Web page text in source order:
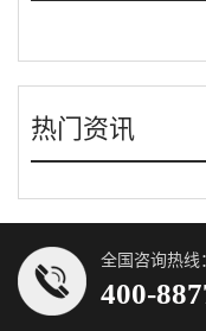
热门资讯
全国咨询热线
400-